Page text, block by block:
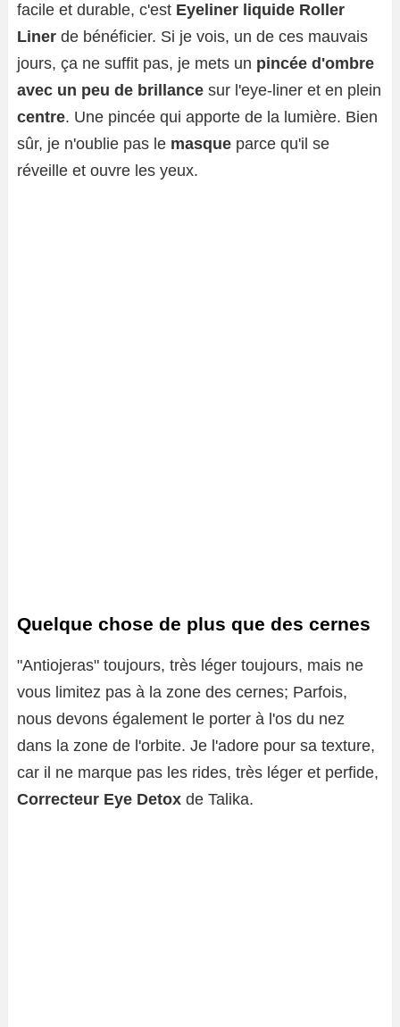
facile et durable, c'est Eyeliner liquide Roller
Liner de bénéficier. Si je vois, un de ces mauvais
jours, ça ne suffit pas, je mets un pincée d'ombre
avec un peu de brillance sur l'eye-liner et en plein
centre. Une pincée qui apporte de la lumière. Bien
sûr, je n'oublie pas le masque parce qu'il se
réveille et ouvre les yeux.
Quelque chose de plus que des cernes
"Antiojeras" toujours, très léger toujours, mais ne
vous limitez pas à la zone des cernes; Parfois,
nous devons également le porter à l'os du nez
dans la zone de l'orbite. Je l'adore pour sa texture,
car il ne marque pas les rides, très léger et perfide,
Correcteur Eye Detox de Talika.